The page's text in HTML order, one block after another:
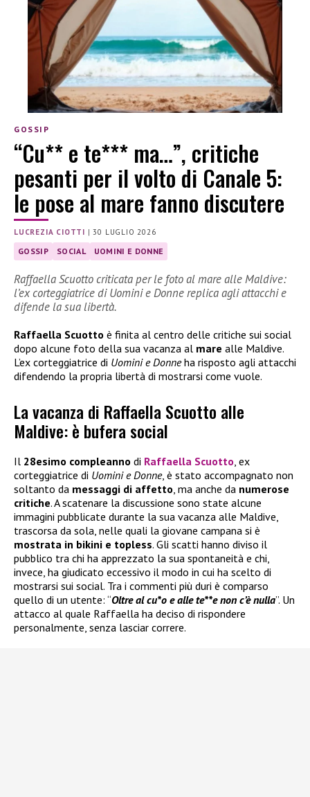
GOSSIP
“Cu** e te*** ma…”, critiche
pesanti per il volto di Canale 5:
le pose al mare fanno discutere
LUCREZIA CIOTTI |30 LUGLIO 2026
GOSSIP SOCIAL UOMINI E DONNE
Raffaella Scuotto criticata per le foto al mare alle Maldive:
l’ex corteggiatrice di Uomini e Donne replica agli attacchi e
difende la sua libertà.
Raffaella Scuotto è finita al centro delle critiche sui social
dopo alcune foto della sua vacanza al mare alle Maldive.
L’ex corteggiatrice di Uomini e Donneha risposto agli attacchi
difendendo la propria libertà di mostrarsi come vuole.
La vacanza di Raffaella Scuotto alle
Maldive: è bufera social
Il 28esimo compleanno di Raffaella Scuotto , ex
corteggiatrice di Uomini e Donne, è stato accompagnato non
soltanto da messaggi di affetto , ma anche da numerose
critiche. A scatenare la discussione sono state alcune
immagini pubblicate durante la sua vacanza alle Maldive,
trascorsa da sola, nelle quali la giovane campana si è
mostrata in bikini e topless. Gli scatti hanno diviso il
pubblico tra chi ha apprezzato la sua spontaneità e chi,
invece, ha giudicato eccessivo il modo in cui ha scelto di
mostrarsi sui social. Tra i commenti più duri è comparso
quello di un utente: “Oltre al cu*o e alle te**e non c’è nulla”. Un
attacco al quale Raffaella ha deciso di rispondere
personalmente, senza lasciar correre.